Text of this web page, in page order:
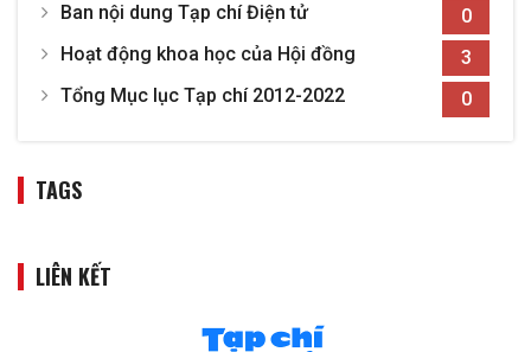
Ban nội dung Tạp chí Điện tử
0
Hoạt động khoa học của Hội đồng
3
Tổng Mục lục Tạp chí 2012-2022
0
TAGS
LIÊN KẾT